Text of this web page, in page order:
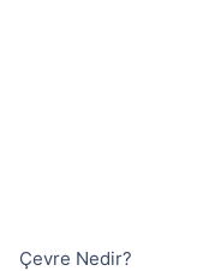
Çevre Nedir?